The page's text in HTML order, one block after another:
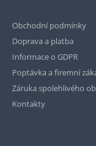
Obchodní podmínky
Doprava a platba
Informace o GDPR
Poptávka a firemní
Záruka spolehlivého
Kontakty